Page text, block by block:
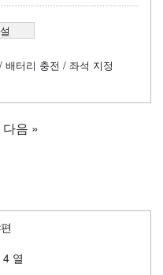
배터리 충전 / 좌석 지정
다음 »
4 열